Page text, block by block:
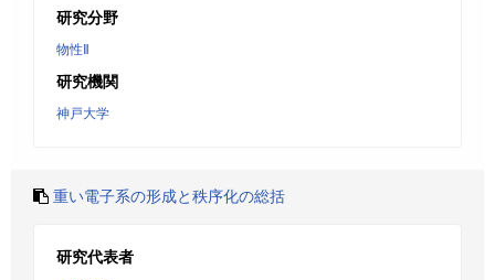
研究分野
物性Ⅱ
研究機関
神戸大学
重い電子系の形成と秩序化の総括
研究代表者